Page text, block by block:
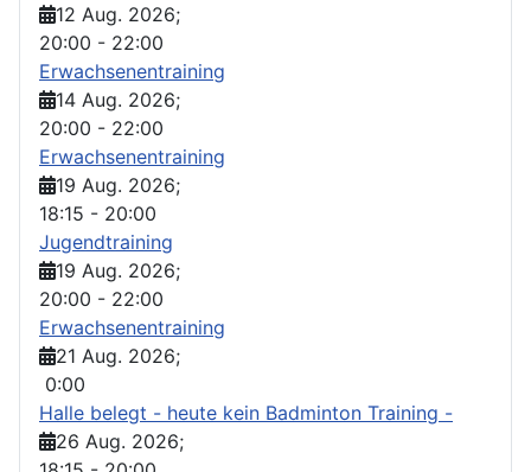
12 Aug. 2026;
20:00 - 22:00
Erwachsenentraining
14 Aug. 2026;
20:00 - 22:00
Erwachsenentraining
19 Aug. 2026;
18:15 - 20:00
Jugendtraining
19 Aug. 2026;
20:00 - 22:00
Erwachsenentraining
21 Aug. 2026;
0:00
Halle belegt - heute kein Badminton Training -
26 Aug. 2026;